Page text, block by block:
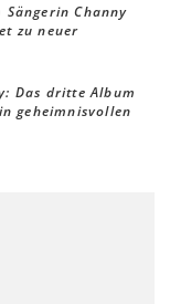
Channy
zu neuer
Das dritte Album
geheimnisvollen